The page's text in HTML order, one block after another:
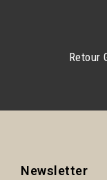
Retour
Newsletter